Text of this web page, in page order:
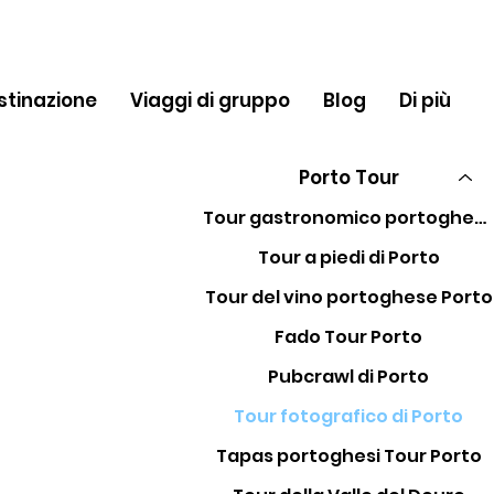
Viaggi di gruppo Blog Di più
Porto Tour
Tour gastronomico portoghese Porto
Tour a piedi di Porto
Tour del vino portoghese Porto
Fado Tour Porto
Pubcrawl di Porto
Tour fotografico di Porto
Tapas portoghesi Tour Porto